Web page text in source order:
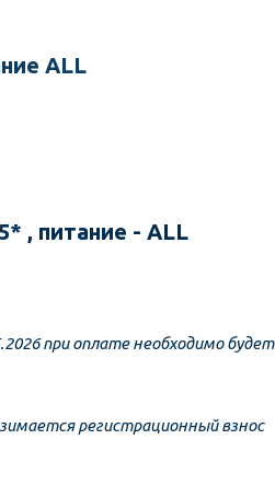
ALL
, питание - ALL
при оплате необходимо будет
регистрационный взнос